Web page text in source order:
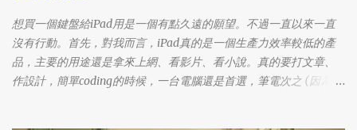
想買一個鍵盤給iPad用是一個有點久遠的願望。不過一直以來一直
沒有行動。首先，對我而言，iPad真的是一個生產力效率較低的產
品，主要的用途還是拿來上網、看影片、看小說。真的要打文章、
作設計，簡單coding的時候，一台電腦還是首選，筆電次之 (因為我